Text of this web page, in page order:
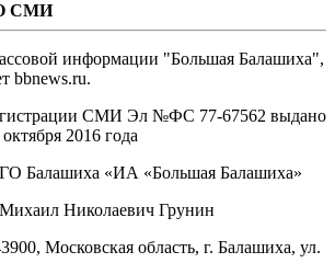
СМИ
информации "Большая Балашиха",
bbnews.ru.
СМИ Эл №ФС ‎77-67562 выдано
2016 года
Балашиха «ИА «Большая Балашиха»
Николаевич Грунин
Московская область, г. Балашиха, ул.